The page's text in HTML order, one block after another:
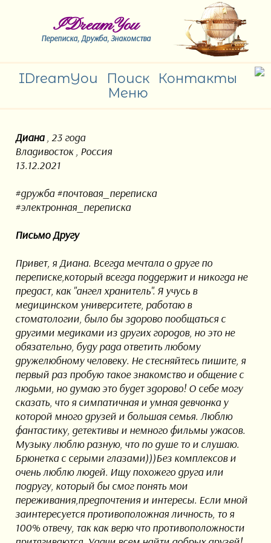
IDreamYou
Переписка, Дружба, Знакомства
IDreamYou Поиск
Контакты
Меню
Диана, 23 года
Владивосток , Россия
13.12.2021
#дружба #почтовая_переписка
#электронная_переписка
Письмо Другу
Привет, я Диана. Всегда мечтала о друге по
переписке,который всегда поддержит и никогда не
предаст, как "ангел хранитель". Я учусь в
медицинском университете, работаю в
стоматологии, было бы здорово пообщаться с
другими медиками из других городов, но это не
обязательно, буду рада ответить любому
дружелюбному человеку. Не стесняйтесь пишите, я
первый раз пробую такое знакомство и общение с
людьми, но думаю это будет здорово! О себе могу
сказать, что я симпатичная и умная девчонка у
которой много друзей и большая семья. Люблю
фантастику, детективы и немного фильмы ужасов.
Музыку люблю разную, что по душе то и слушаю.
Брюнетка с серыми глазами)))Без комплексов и
очень люблю людей. Ищу похожего друга или
подругу, который бы смог понять мои
переживания,предпочтения и интересы. Если мной
заинтересуется противоположная личность, то я
100% отвечу, так как верю что противоположности